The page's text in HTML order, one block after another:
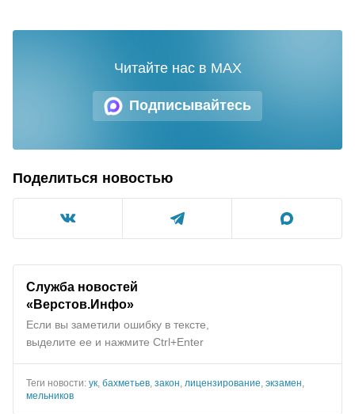
Подписывайтесь
Читайте нас в MAX
Поделиться новостью
Служба новостей
«Верстов.Инфо»
Если вы заметили ошибку в тексте,
выделите ее и нажмите Ctrl+Enter
Теги новости: ук бахметьев закон лицензирование экзамен
мельников